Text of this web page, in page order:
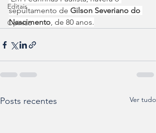
Editais
Opinião
sepultamento de Gilson Severiano do
Nascimento, de 80 anos.
Posts recentes Ver tudo